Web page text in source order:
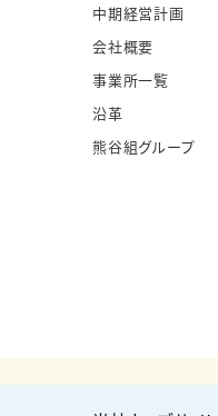
中期経営計画
会社概要
事業所一覧
沿革
熊谷組グループ